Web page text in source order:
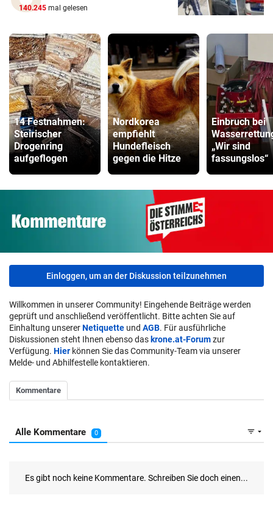
140.245 mal gelesen
14 Festnahmen:
Steirischer
Drogenring
aufgeflogen
Nordkorea
empfiehlt
Hundefleisch
gegen die Hitze
Einbruch bei
„Wir sind
fassungslos“
Einloggen, um an der Diskussion teilzunehmen
Willkommen in unserer Community! Eingehende Beiträge werden
geprüft und anschließend veröffentlicht. Bitte achten Sie auf
Einhaltung unsererNetiquette und AGB. Für ausführliche
Diskussionen steht Ihnen ebenso das krone.at-Forumzur
Verfügung. Hier können Sie das Community-Team via unserer
Melde- und Abhilfestelle kontaktieren.